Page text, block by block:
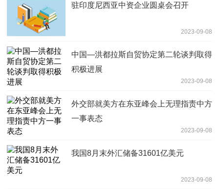
驻印度尼西亚中资企业圆桌会召开
2023-09-08
中国—洪都拉斯自贸协定第二轮谈判取得
积极进展
2023-09-08
外交部就美方在东亚峰会上无理指责中方
一事表态
2023-09-08
我国8月末外汇储备31601亿美元
2023-09-08